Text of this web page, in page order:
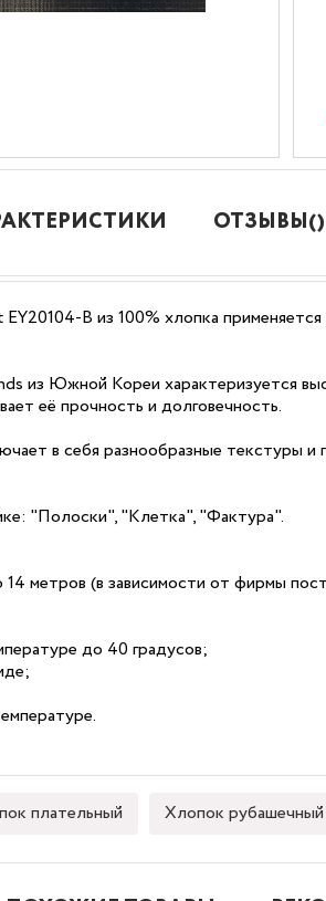
ОТЗЫВЫ()
B из 100% хлопка
из Южной Кореи характеризуется
её прочность и долговечность.
в себя разнообразные текстуры и
"Полоски", "Клетка", "Фактура".
метров (в зависимости от фирмы
до 40 градусов;
плательный Хлопок рубашечный